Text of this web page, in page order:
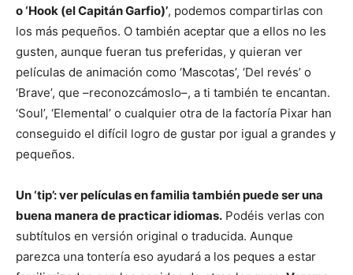
o ‘Hook (el Capitán Garfio)’, podemos compartirlas con
los más pequeños. O también aceptar que a ellos no les
gusten, aunque fueran tus preferidas, y quieran ver
películas de animación como ‘Mascotas’, ‘Del revés’ o
‘Brave’, que –reconozcámoslo–, a ti también te encantan.
‘Soul’, ‘Elemental’ o cualquier otra de la factoría Pixar han
conseguido el difícil logro de gustar por igual a grandes y
pequeños.
Un ‘tip’: ver películas en familia también puede ser una
buena manera de practicar idiomas. Podéis verlas con
subtítulos en versión original o traducida. Aunque
parezca una tontería eso ayudará a los peques a estar